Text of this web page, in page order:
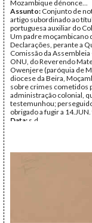
Mozambique dénonce...
Assunto: Conjunto de
artigo subordinado ao
portuguesa auxiliar do
Um padre moçambicano
Declarações, perante a
Comissão da Assembleia
ONU, do Reverendo
Owenjere (paróquia de
diocese da Beira,
sobre crimes cometidos
administração colonial,
testemunhou;
obrigado a fugir a
Data: s.d.
Página(s):2